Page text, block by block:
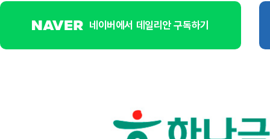
네이버에서 데일리안 구독하기